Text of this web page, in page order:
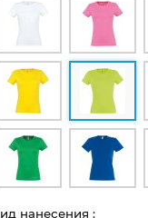
нанесения :